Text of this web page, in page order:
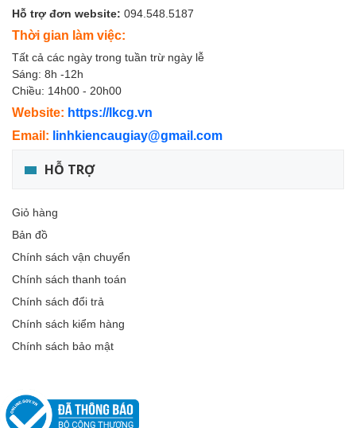
Hỗ trợ đơn website: 094.548.5187
Thời gian làm việc:
Tất cả các ngày trong tuần trừ ngày lễ
Sáng: 8h -12h
Chiều: 14h00 - 20h00
Website: https://lkcg.vn
Email: linhkiencaugiay@gmail.com
HỖ TRỢ
Giỏ hàng
Bản đồ
Chính sách vận chuyển
Chính sách thanh toán
Chính sách đổi trả
Chính sách kiểm hàng
Chính sách bảo mật